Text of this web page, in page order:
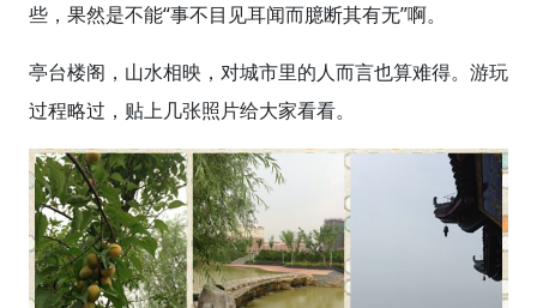
些，果然是不能“事不目见耳闻而臆断其有无”啊。
亭台楼阁，山水相映，对城市里的人而言也算难得。游玩
过程略过，贴上几张照片给大家看看。